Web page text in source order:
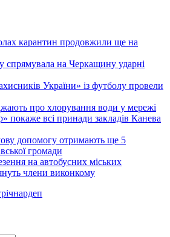
карантин продовжили ще на
спрямувала на Черкащину ударні
України» із футболу провели
про хлорування води у мережі
покаже всі принади закладів Канева
допомогу отримають ще 5
громади
на автобусних міських
члени виконкому
нардеп